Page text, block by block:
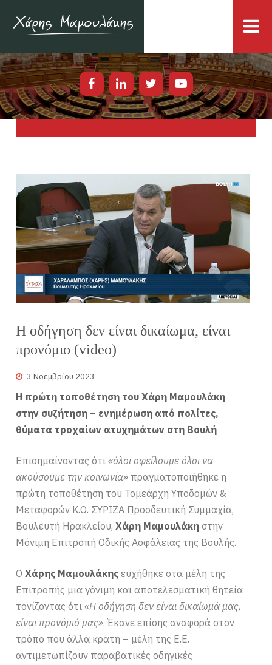
Η οδήγηση δεν είναι δικαίωμα, είναι
προνόμιο (video)
3 Νοεμβρίου 2023
Η πρώτη τοποθέτηση του Χάρη Μαμουλάκη
στην συζήτηση – ενημέρωση από πολίτες,
θύματα τροχαίων ατυχημάτων στη Βουλή
Επισημαίνοντας ότι«όλοι οφείλουμε όλοι να
ακούσουμε την κοινωνία» πραγματοποιήθηκε η
πρώτη τοποθέτηση του Τομεάρχη Υποδομών &
Μεταφορών Κ.Ο. ΣΥΡΙΖΑ Προοδευτική Συμμαχία,
Βουλευτή Ηρακλείου,Χάρη Μαμουλάκη στην
Μόνιμη Επιτροπή Οδικής Ασφάλειας της Βουλής.
Ο Χάρης Μαμουλάκηςευχήθηκε στα μέλη της
Επιτροπής μια γόνιμη και αποτελεσματική θητεία
τονίζοντας ότι«Η οδήγηση δεν είναι δικαίωμά μας,
είναι προνόμιό μας». Έκανε επίσης αναφορά στον
τρόπο που άλλα κράτη – μέλη της Ε.Ε.
αντιμετωπίζουν παραβατικές οδηγικές